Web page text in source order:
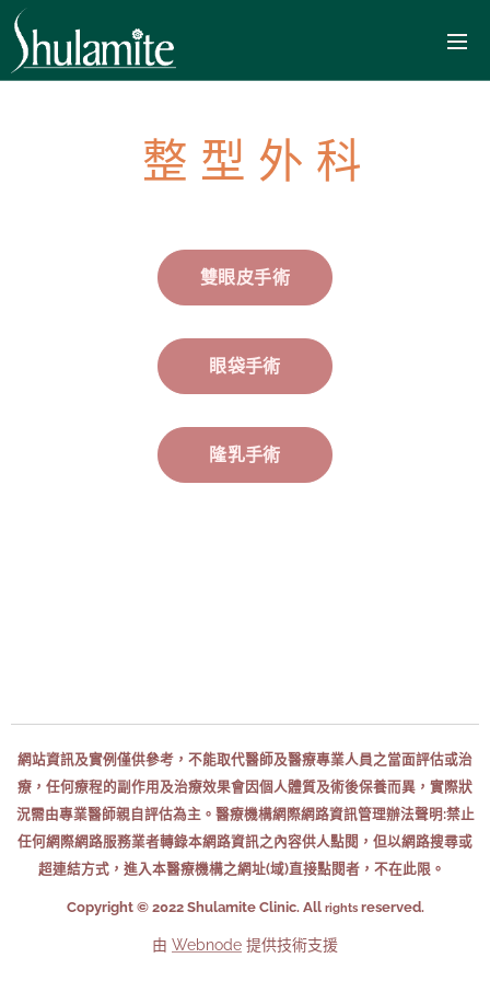
整 型 外 科
雙眼皮手術
眼袋手術
隆乳手術
網站資訊及實例僅供參考，不能取代醫師及醫療專業人員之當面評估或治
療，任何療程的副作用及治療效果會因個人體質及術後保養而異，實際狀
況需由專業醫師親自評估為主。 醫療機構網際網路資訊管理辦法聲明:禁止
任何網際網路服務業者轉錄本網路資訊之內容供人點閱，但以網路搜尋或
超連結方式，進入本醫療機構之網址(域)直接點閱者，不在此限。
Copyright © 2022 Shulamite Clinic. All rightsreserved.
由 Webnode 提供技術支援